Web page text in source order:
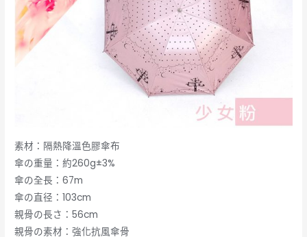
素材：隔熱降溫色膠傘布
傘の重量：約260g±3%
傘の全長：67m
傘の直径：103cm
親骨の長さ：56cm
親骨の素材：強化抗風傘骨